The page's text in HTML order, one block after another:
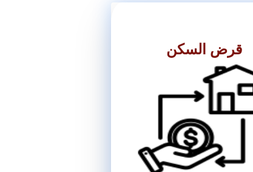
قرض السكن
المتطلبات